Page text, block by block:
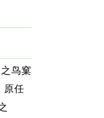
鸟窠
原任